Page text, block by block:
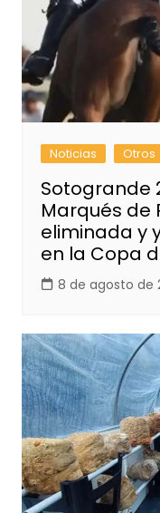
Noticias Otros
Sotogrande
Marqués de
eliminada y
en la Copa
8 de agosto de